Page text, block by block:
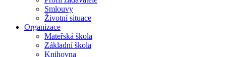
Smlouvy
Životní situace
Organizace
Mateřská škola
Základní škola
Knihovna